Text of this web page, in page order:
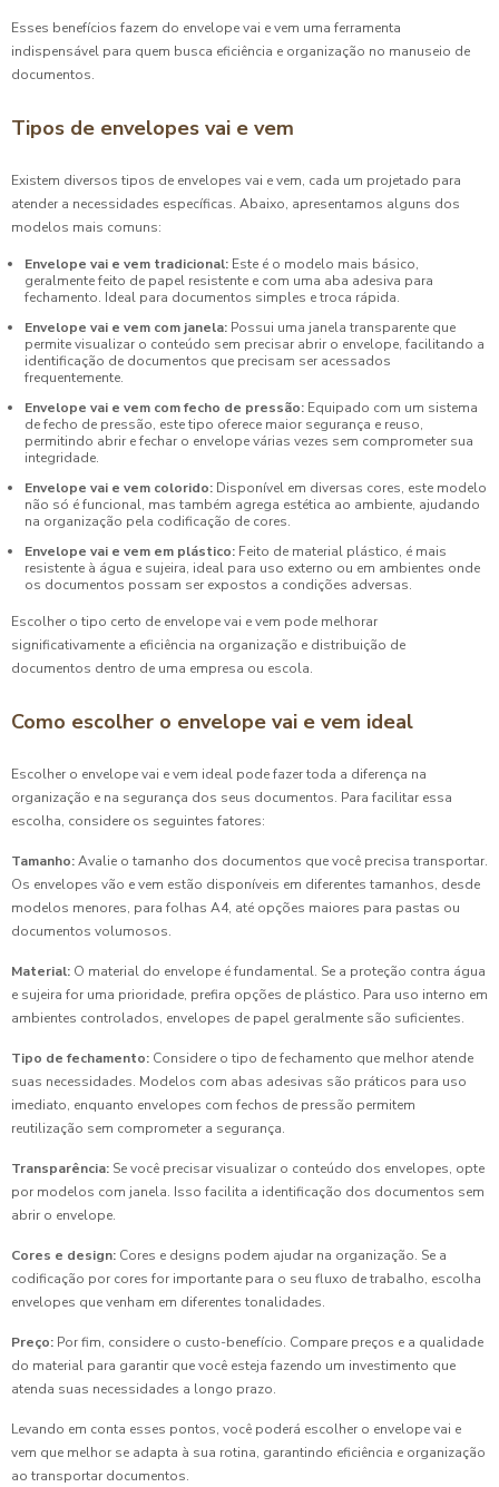
Esses benefícios fazem do envelope vai e vem uma ferramenta
indispensável para quem busca eficiência e organização no manuseio de
documentos.
Tipos de envelopes vai e vem
Existem diversos tipos de envelopes vai e vem, cada um projetado para
atender a necessidades específicas. Abaixo, apresentamos alguns dos
modelos mais comuns:
Envelope vai e vem tradicional: Este é o modelo mais básico,
geralmente feito de papel resistente e com uma aba adesiva para
fechamento. Ideal para documentos simples e troca rápida.
Envelope vai e vem com janela: Possui uma janela transparente que
permite visualizar o conteúdo sem precisar abrir o envelope, facilitando a
identificação de documentos que precisam ser acessados
frequentemente.
Envelope vai e vem com fecho de pressão: Equipado com um sistema
de fecho de pressão, este tipo oferece maior segurança e reuso,
permitindo abrir e fechar o envelope várias vezes sem comprometer sua
integridade.
Envelope vai e vem colorido: Disponível em diversas cores, este modelo
não só é funcional, mas também agrega estética ao ambiente, ajudando
na organização pela codificação de cores.
Envelope vai e vem em plástico: Feito de material plástico, é mais
resistente à água e sujeira, ideal para uso externo ou em ambientes onde
os documentos possam ser expostos a condições adversas.
Escolher o tipo certo de envelope vai e vem pode melhorar
significativamente a eficiência na organização e distribuição de
documentos dentro de uma empresa ou escola.
Como escolher o envelope vai e vem ideal
Escolher o envelope vai e vem ideal pode fazer toda a diferença na
organização e na segurança dos seus documentos. Para facilitar essa
escolha, considere os seguintes fatores:
Tamanho:Avalie o tamanho dos documentos que você precisa transportar.
Os envelopes vão e vem estão disponíveis em diferentes tamanhos, desde
modelos menores, para folhas A4, até opções maiores para pastas ou
documentos volumosos.
Material: O material do envelope é fundamental. Se a proteção contra água
e sujeira for uma prioridade, prefira opções de plástico. Para uso interno em
ambientes controlados, envelopes de papel geralmente são suficientes.
Tipo de fechamento: Considere o tipo de fechamento que melhor atende
suas necessidades. Modelos com abas adesivas são práticos para uso
imediato, enquanto envelopes com fechos de pressão permitem
reutilização sem comprometer a segurança.
Transparência: Se você precisar visualizar o conteúdo dos envelopes, opte
por modelos com janela. Isso facilita a identificação dos documentos sem
abrir o envelope.
Cores e design: Cores e designs podem ajudar na organização. Se a
codificação por cores for importante para o seu fluxo de trabalho, escolha
envelopes que venham em diferentes tonalidades.
Preço: Por fim, considere o custo-benefício. Compare preços e a qualidade
do material para garantir que você esteja fazendo um investimento que
atenda suas necessidades a longo prazo.
Levando em conta esses pontos, você poderá escolher o envelope vai e
vem que melhor se adapta à sua rotina, garantindo eficiência e organização
ao transportar documentos.